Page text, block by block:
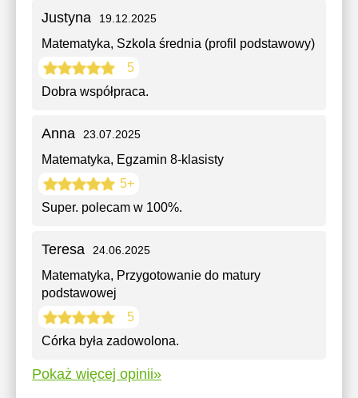
Justyna 19.12.2025
Matematyka, Szkola średnia (profil podstawowy)
5
Dobra współpraca.
Anna 23.07.2025
Matematyka, Egzamin 8-klasisty
5+
Super. polecam w 100%.
Teresa 24.06.2025
Matematyka, Przygotowanie do matury
podstawowej
5
Córka była zadowolona.
Pokaż więcej opinii»